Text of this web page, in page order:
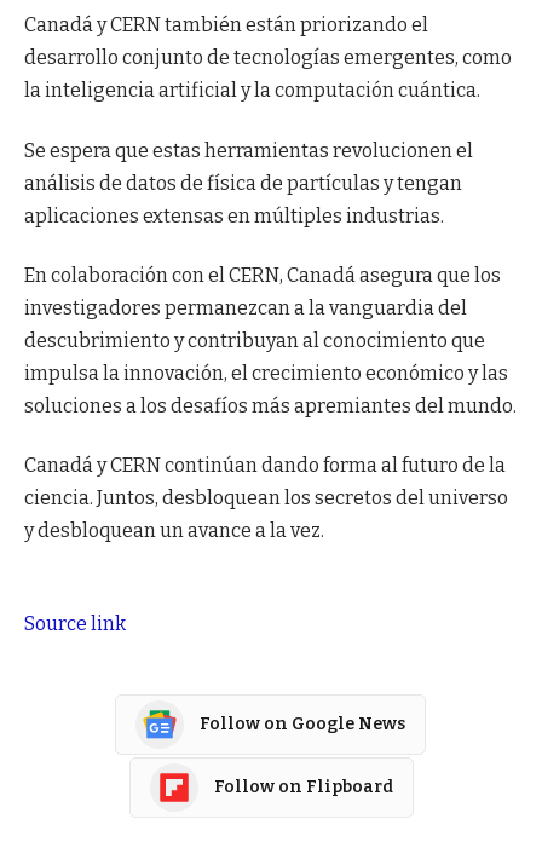
Canadá y CERN también están priorizando el
desarrollo conjunto de tecnologías emergentes, como
la inteligencia artificial y la computación cuántica.
Se espera que estas herramientas revolucionen el
análisis de datos de física de partículas y tengan
aplicaciones extensas en múltiples industrias.
En colaboración con el CERN, Canadá asegura que los
investigadores permanezcan a la vanguardia del
descubrimiento y contribuyan al conocimiento que
impulsa la innovación, el crecimiento económico y las
soluciones a los desafíos más apremiantes del mundo.
Canadá y CERN continúan dando forma al futuro de la
ciencia. Juntos, desbloquean los secretos del universo
y desbloquean un avance a la vez.
Source link
Follow on Google News
Follow on Flipboard